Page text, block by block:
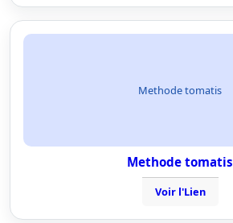
Methode tomatis
Methode tomatis
Voir l'Lien